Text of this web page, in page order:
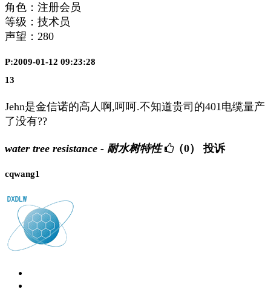
角色：注册会员
等级：技术员
声望： 280
P:2009-01-12 09:23:28
13
Jehn是金信诺的高人啊,呵呵.不知道贵司的401电缆量产
了没有??
water tree resistance - 耐水树特性 （0） 投诉
cqwang1